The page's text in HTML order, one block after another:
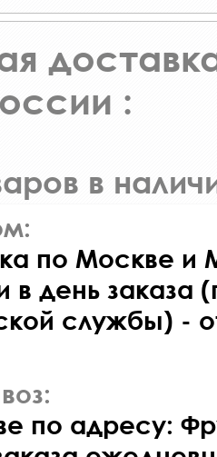
:
в
по Москве и
в день заказа
службы) -
по адресу: